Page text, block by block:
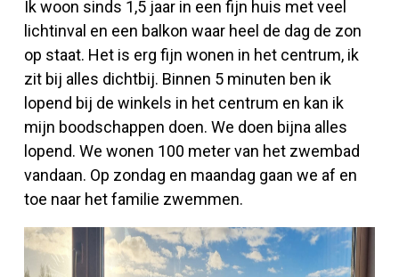
Ik woon sinds 1,5 jaar in een fijn huis met veel
lichtinval en een balkon waar heel de dag de zon
op staat. Het is erg fijn wonen in het centrum, ik
zit bij alles dichtbij. Binnen 5 minuten ben ik
lopend bij de winkels in het centrum en kan ik
mijn boodschappen doen. We doen bijna alles
lopend. We wonen 100 meter van het zwembad
vandaan. Op zondag en maandag gaan we af en
toe naar het familie zwemmen.